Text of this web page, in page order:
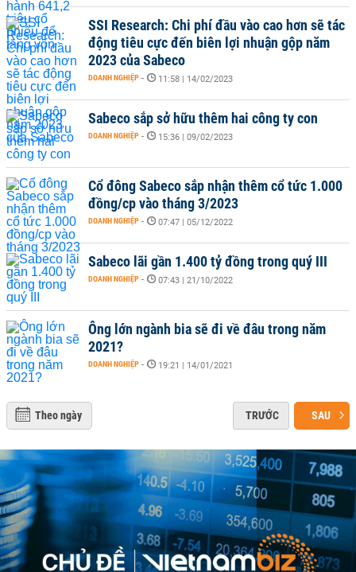
SSI Research: Chi phí đầu vào cao hơn sẽ tác
động tiêu cực đến biên lợi nhuận gộp năm
2023 của Sabeco
DOANH NGHIỆP - 11:58 | 14/02/2023
Sabeco sắp sở hữu thêm hai công ty con
DOANH NGHIỆP - 15:36 | 09/02/2023
Cổ đông Sabeco sắp nhận thêm cổ tức 1.000
đồng/cp vào tháng 3/2023
DOANH NGHIỆP - 07:47 | 05/12/2022
Sabeco lãi gần 1.400 tỷ đồng trong quý III
DOANH NGHIỆP - 07:43 | 21/10/2022
Ông lớn ngành bia sẽ đi về đâu trong năm
2021?
DOANH NGHIỆP - 19:21 | 14/01/2021
Theo ngày TRƯỚC SAU